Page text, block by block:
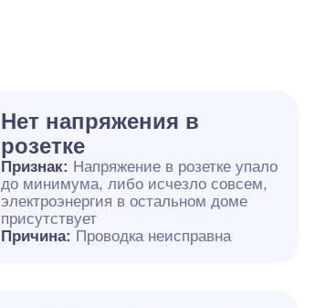
Нет напряжения в
розетке
Признак: Напряжение в розетке упало
до минимума, либо исчезло совсем,
электроэнергия в остальном доме
присутствует
Причина: Проводка неисправна